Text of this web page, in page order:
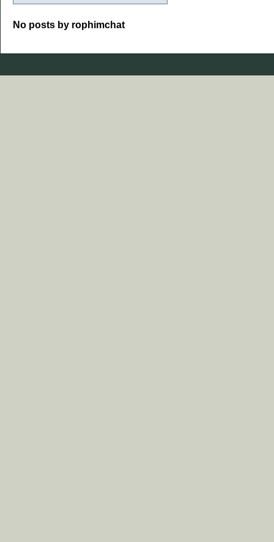
No posts by rophimchat